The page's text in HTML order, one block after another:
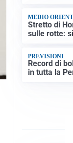
MEDIO
Stretto di
sulle rotte:
PREVISIONI
Record di
in tutta la